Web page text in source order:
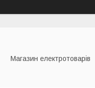
Магазин електротоварів